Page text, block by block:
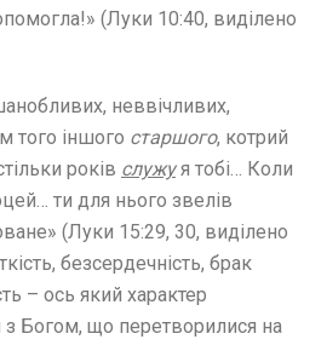
(Луки 10:40, виділено
неввічливих,
того іншого старшого, котрий
років служуя тобі… Коли
ти для нього звелів
(Луки 15:29, 30, виділено
безсердечність, брак
– ось який характер
Богом, що перетворилися на